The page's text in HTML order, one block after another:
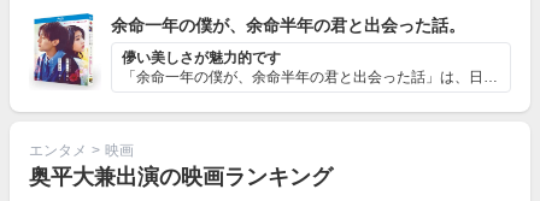
余命一年の僕が、余命半年の君と出会った話。
儚い美しさが魅力的です
「余命一年の僕が、余命半年の君と出会った話」は、日々を...
エンタメ > 映画
奥平大兼出演の映画ランキング